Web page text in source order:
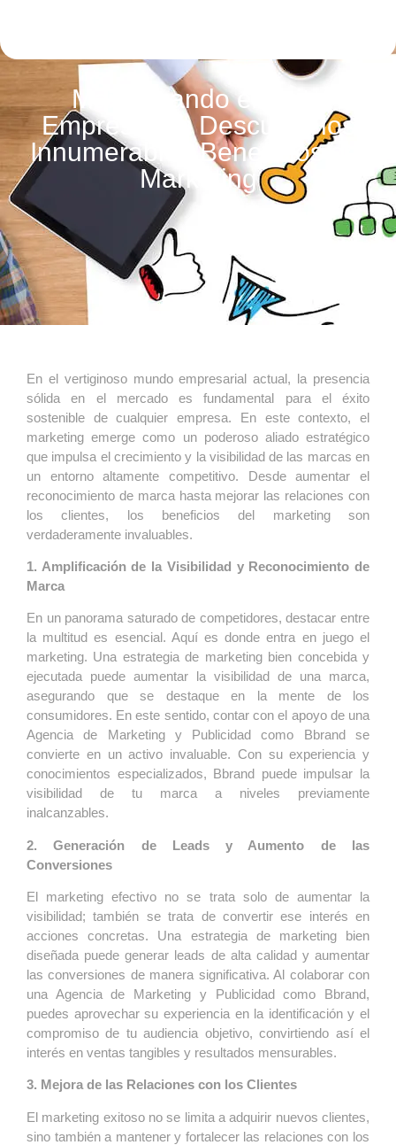
Maximizando el Éxito
Empresarial: Descubre los
Innumerables Beneficios del
Marketing
En el vertiginoso mundo empresarial actual, la presencia
sólida en el mercado es fundamental para el éxito
sostenible de cualquier empresa. En este contexto, el
marketing emerge como un poderoso aliado estratégico
que impulsa el crecimiento y la visibilidad de las marcas en
un entorno altamente competitivo. Desde aumentar el
reconocimiento de marca hasta mejorar las relaciones con
los clientes, los beneficios del marketing son
verdaderamente invaluables.
1. Amplificación de la Visibilidad y Reconocimiento de
Marca
En un panorama saturado de competidores, destacar entre
la multitud es esencial. Aquí es donde entra en juego el
marketing. Una estrategia de marketing bien concebida y
ejecutada puede aumentar la visibilidad de una marca,
asegurando que se destaque en la mente de los
consumidores. En este sentido, contar con el apoyo de una
Agencia de Marketing y Publicidad como Bbrand se
convierte en un activo invaluable. Con su experiencia y
conocimientos especializados, Bbrand puede impulsar la
visibilidad de tu marca a niveles previamente
inalcanzables.
2. Generación de Leads y Aumento de las
Conversiones
El marketing efectivo no se trata solo de aumentar la
visibilidad; también se trata de convertir ese interés en
acciones concretas. Una estrategia de marketing bien
diseñada puede generar leads de alta calidad y aumentar
las conversiones de manera significativa. Al colaborar con
una Agencia de Marketing y Publicidad como Bbrand,
puedes aprovechar su experiencia en la identificación y el
compromiso de tu audiencia objetivo, convirtiendo así el
interés en ventas tangibles y resultados mensurables.
3. Mejora de las Relaciones con los Clientes
El marketing exitoso no se limita a adquirir nuevos clientes,
sino también a mantener y fortalecer las relaciones con los